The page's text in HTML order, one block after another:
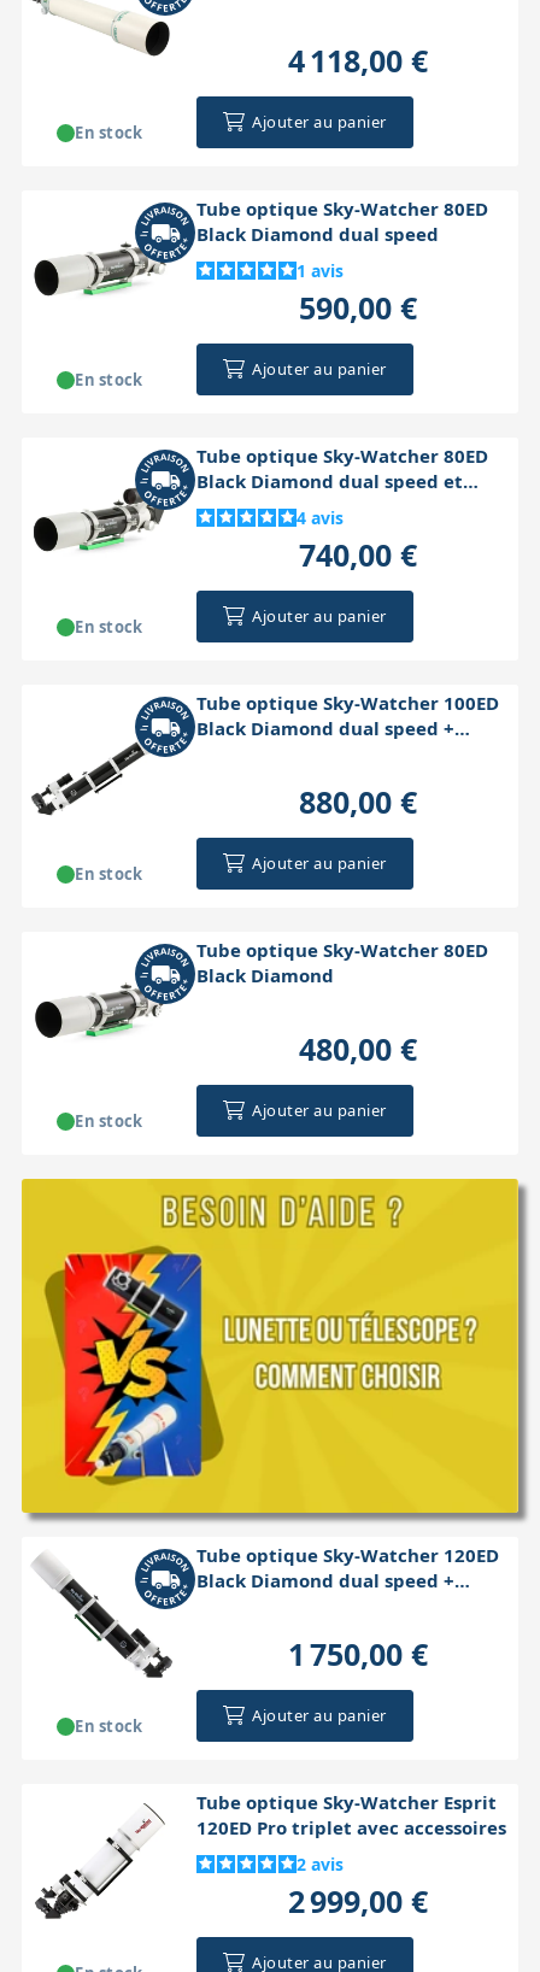
4 118,00 €
Ajouter au panier
En stock
Tube optique Sky-Watcher 80ED
Black Diamond dual speed
1 avis
590,00 €
Ajouter au panier
En stock
Tube optique Sky-Watcher 80ED
Black Diamond dual speed et
accessoires
4 avis
740,00 €
Ajouter au panier
En stock
Tube optique Sky-Watcher 100ED
Black Diamond dual speed +
880,00 €
Ajouter au panier
En stock
Tube optique Sky-Watcher 80ED
Black Diamond
480,00 €
Ajouter au panier
En stock
Tube optique Sky-Watcher 120ED
Black Diamond dual speed +
1 750,00 €
Ajouter au panier
En stock
Tube optique Sky-Watcher Esprit
120ED Pro triplet avec accessoires
2 avis
2 999,00 €
Ajouter au panier